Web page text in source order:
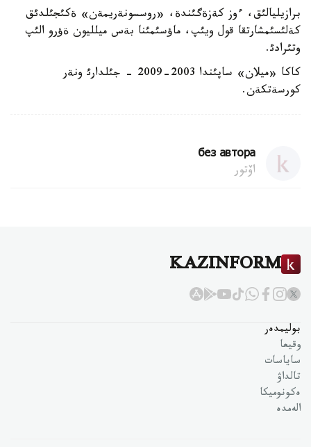
برازيليالئق، ءوز كةزةگئندة، «روسسونةريمةن» ةكئجئلدئق
كةلئسئمشارتقا قول ويئپ، ماؤسئمئنا بةس ميلليون ةؤرو الئپ
وتئرادئ.
كاكا «ميلان» ساپئندا 2003-2009 - جئلدارئ ونةر
كورسةتكةن.
без автора
اۆتور
KAZINFORM
بوليمدەر
وقيعا
ساياسات
تالداۋ
ەكونوميكا
الەمدە